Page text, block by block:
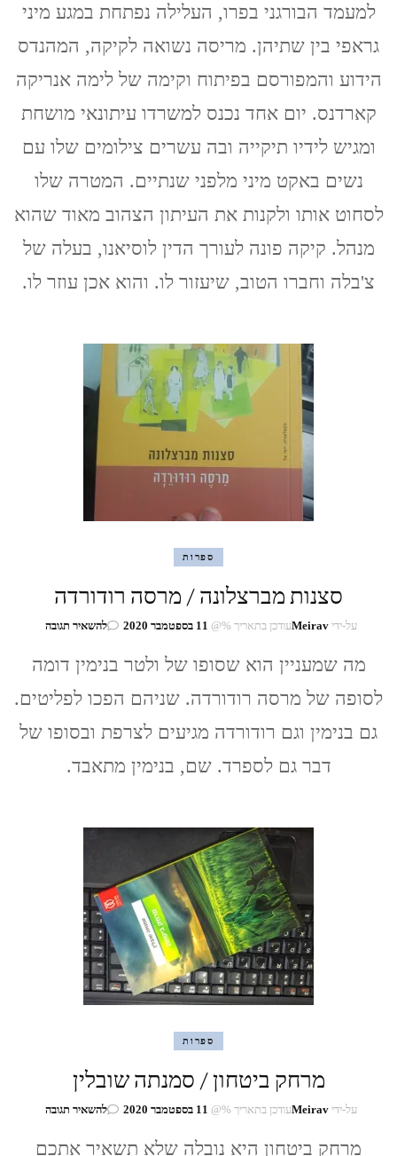
/
ורגס
למעמד הבורגני בפרו, העלילה נפתחת במגע מיני
גראפי בין שתיהן. מריסה נשואה לקיקה, המהנדס
הידוע והמפורסם בפיתוח וקימה של לימה אנריקה
קארדנס. יום אחד נכנס למשרדו עיתונאי מושחת
ומגיש לידיו תיקייה ובה עשרים צילומים שלו עם
נשים באקט מיני מלפני שנתיים. המטרה שלו
לסחוט אותו ולקנות את העיתון הצהוב מאוד שהוא
מנהל. קיקה פונה לעורך הדין לוסיאנו, בעלה של
צ'בלה וחברו הטוב, שיעזור לו. והוא אכן עוזר לו.
ספרות
סצנות מברצלונה / מרסה רודורדה
על-ידי Meiravעודכן בתאריך %@ 11 בספטמבר 2020 להשאיר תגובהבנושא
מברצלונה
מרסה
מה שמעניין הוא שסופו של ולטר בנימין דומה
לסופה של מרסה רודורדה. שניהם הפכו לפליטים.
גם בנימין וגם רודורדה מגיעים לצרפת ובסופו של
דבר גם לספרד. שם, בנימין מתאבד.
ספרות
מרחק ביטחון / סמנתה שובלין
על-ידי Meiravעודכן בתאריך %@ 11 בספטמבר 2020 להשאיר תגובהבנושא
ביטחוןמרחק ביטחון היא נובלה שלא תשאיר אתכם